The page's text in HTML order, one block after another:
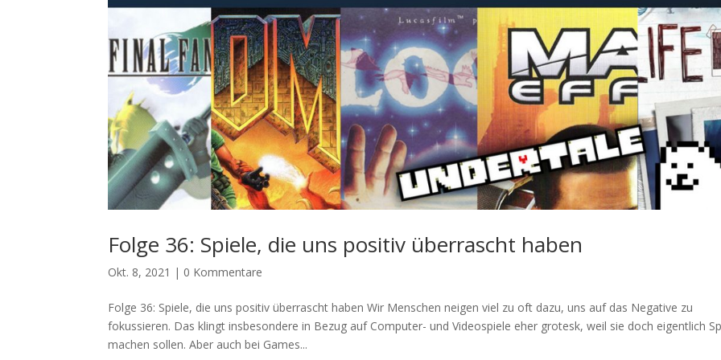
Folge 36: Spiele, die uns positiv überrascht haben
Okt. 8, 2021 | 0 Kommentare
Folge 36: Spiele, die uns positiv überrascht haben Wir Menschen neigen viel zu oft dazu, uns auf das Negative zu
fokussieren. Das klingt insbesondere in Bezug auf Computer- und Videospiele eher grotesk, weil sie doch eigentlich
machen sollen. Aber auch bei Games...